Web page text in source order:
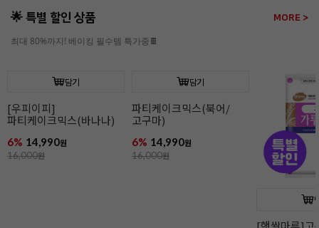
🌟 특별 할인 상품 MORE >
최대 80%까지! 베이킹 필수템 특가중🍫
담기
[우피이피]
파티케이크믹스(바나나)
6% 14,990원
16,000원
담기
파티케이크믹스(북어/
고구마)
6% 14,990원
16,000원